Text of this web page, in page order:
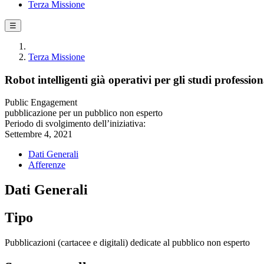
Terza Missione
☰
Terza Missione
Robot intelligenti già operativi per gli studi
Public Engagement
pubblicazione per un pubblico non esperto
Periodo di svolgimento dell’iniziativa:
Settembre 4, 2021
Dati Generali
Afferenze
Dati Generali
Tipo
Pubblicazioni (cartacee e digitali) dedicate al pubblico non esperto